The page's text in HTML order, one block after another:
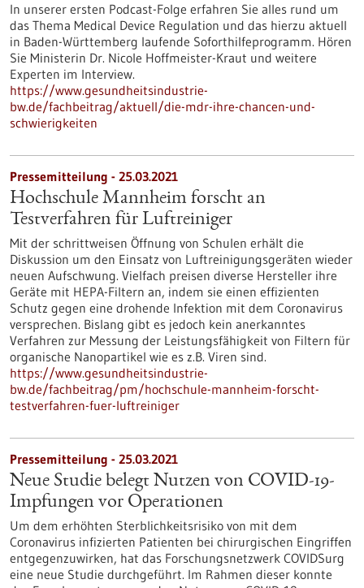
In unserer ersten Podcast-Folge erfahren Sie alles rund um
das Thema Medical Device Regulation und das hierzu aktuell
in Baden-Württemberg laufende Soforthilfeprogramm. Hören
Sie Ministerin Dr. Nicole Hoffmeister-Kraut und weitere
Experten im Interview.
https://www.gesundheitsindustrie-
bw.de/fachbeitrag/aktuell/die-mdr-ihre-chancen-und-
schwierigkeiten
Pressemitteilung - 25.03.2021
Hochschule Mannheim forscht an
Testverfahren für Luftreiniger
Mit der schrittweisen Öffnung von Schulen erhält die
Diskussion um den Einsatz von Luftreinigungsgeräten wieder
neuen Aufschwung. Vielfach preisen diverse Hersteller ihre
Geräte mit HEPA-Filtern an, indem sie einen effizienten
Schutz gegen eine drohende Infektion mit dem Coronavirus
versprechen. Bislang gibt es jedoch kein anerkanntes
Verfahren zur Messung der Leistungsfähigkeit von Filtern für
organische Nanopartikel wie es z.B. Viren sind.
https://www.gesundheitsindustrie-
bw.de/fachbeitrag/pm/hochschule-mannheim-forscht-
testverfahren-fuer-luftreiniger
Pressemitteilung - 25.03.2021
Neue Studie belegt Nutzen von COVID-19-
Impfungen vor Operationen
Um dem erhöhten Sterblichkeitsrisiko von mit dem
Coronavirus infizierten Patienten bei chirurgischen Eingriffen
entgegenzuwirken, hat das Forschungsnetzwerk COVIDSurg
eine neue Studie durchgeführt. Im Rahmen dieser konnte